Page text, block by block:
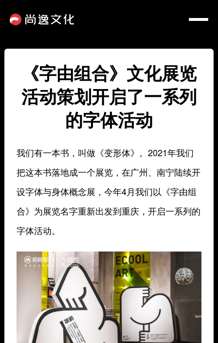
《字由组合》文化展览
活动策划开启了一系列
的字体活动
我们有一本书，叫做《变形体》。2021年我们
把这本书落地成一个展览， 在广州、南宁陆续开
设字体与身体概念展， 今年4月我们以《字由组
合》为展览名字重新出发到重庆，开启一系列的
字体活动。